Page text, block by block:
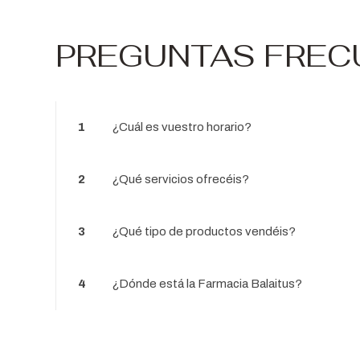
PREGUNTAS
1 ¿Cuál es vuestro horario?
2 ¿Qué servicios ofrecéis?
3 ¿Qué tipo de productos vendéis?
4 ¿Dónde está la Farmacia Balaitus?